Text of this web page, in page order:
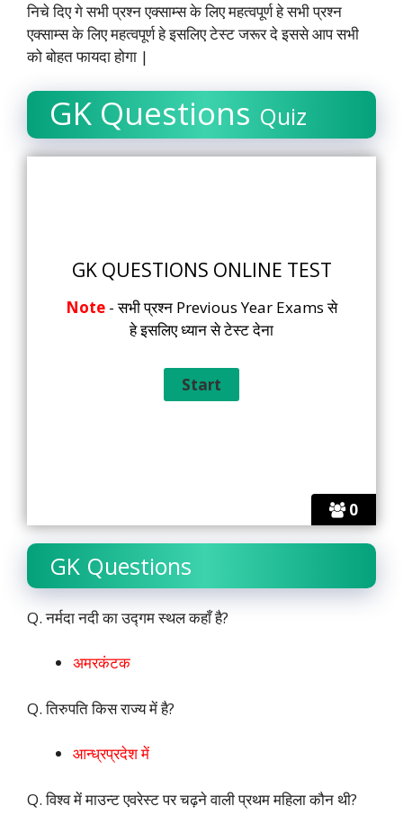
निचे दिए गे सभी प्रश्न एक्साम्स के लिए महत्वपूर्ण हे सभी प्रश्न
एक्साम्स के लिए महत्वपूर्ण हे इसलिए टेस्ट जरूर दे इससे आप सभी
को बोहत फायदा होगा |
GK Questions Quiz
0
GK QUESTIONS ONLINE TEST
Note - सभी प्रश्न Previous Year Exams से
हे इसलिए ध्यान से टेस्ट देना
GK Questions
Q. नर्मदा नदी का उद्गम स्थल कहाँ है?
अमरकंटक
Q. तिरुपति किस राज्य में है?
आन्ध्रप्रदेश में
Q. विश्व में माउन्ट एवरेस्ट पर चढ़ने वाली प्रथम महिला कौन थी?